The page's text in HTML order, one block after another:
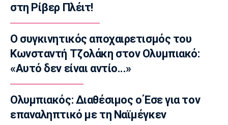
Πυρκαγιά: Πολύ υψηλός κίνδυνος εκδήλωσης
σε Αττική, Εύβοια και Βοιωτία
Επικαιρότητα
Καιρός: Αίθριος με υψηλές θερμοκρασίες
Εορτολόγιο: Ποιοι γιορτάζουν σήμερα
Πέμπτη 6 Αυγούστου
στη Ρίβερ Πλέιτ!
Ο συγκινητικός αποχαιρετισμός του
Κωνσταντή Τζολάκη στον Ολυμπιακό:
«Αυτό δεν είναι αντίο...»
Ολυμπιακός: Διαθέσιμος ο Έσε για τον
επαναληπτικό με τη Ναϊμέγκεν